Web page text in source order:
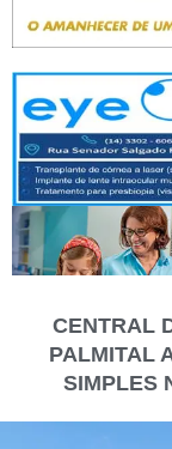
CENTRAL
PALMITAL
SIMPLES